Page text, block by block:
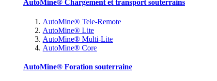
AutoMine® Chargement et transport souterrains
AutoMine® Tele-Remote
AutoMine® Lite
AutoMine® Multi-Lite
AutoMine® Core
AutoMine® Foration souterraine